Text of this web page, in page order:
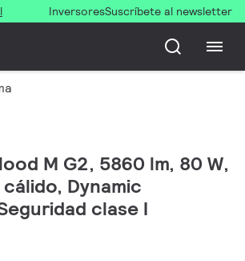
InversoresSuscríbete al newsletter
M G2, 5860 lm, 80 W,
Dynamic
clase I